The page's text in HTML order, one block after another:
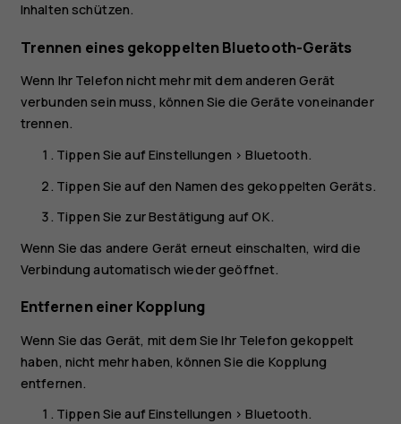
Inhalten schützen.
Trennen eines gekoppelten Bluetooth-Geräts
Wenn Ihr Telefon nicht mehr mit dem anderen Gerät
verbunden sein muss, können Sie die Geräte voneinander
trennen.
Tippen Sie aufEinstellungen >Bluetooth.
Tippen Sie auf den Namen des gekoppelten Geräts.
Tippen Sie zur Bestätigung aufOK.
Wenn Sie das andere Gerät erneut einschalten, wird die
Verbindung automatisch wieder geöffnet.
Entfernen einer Kopplung
Wenn Sie das Gerät, mit dem Sie Ihr Telefon gekoppelt
haben, nicht mehr haben, können Sie die Kopplung
entfernen.
Tippen Sie aufEinstellungen >Bluetooth.